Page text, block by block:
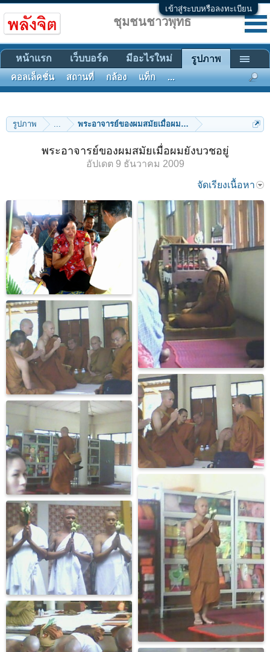
เข้าสู่ระบบหรือลงทะเบียน
รูปภาพ ... พระอาจารย์ของผมสมัยเมื่อผมยังบวชอยู่
พระอาจารย์ของผมสมัยเมื่อผมยังบวชอยู่
อัปเดต 9 ธันวาคม 2009
จัดเรียงเนื้อหา
ชุมชนชาวพุทธ
หน้าแรก เว็บบอร์ด มีอะไรใหม่ รูปภาพ
คอลเล็คชั่น สถานที่ กล้อง แท็ก ...